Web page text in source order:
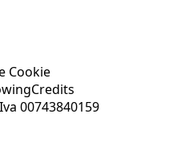
Cookie
Credits
00743840159